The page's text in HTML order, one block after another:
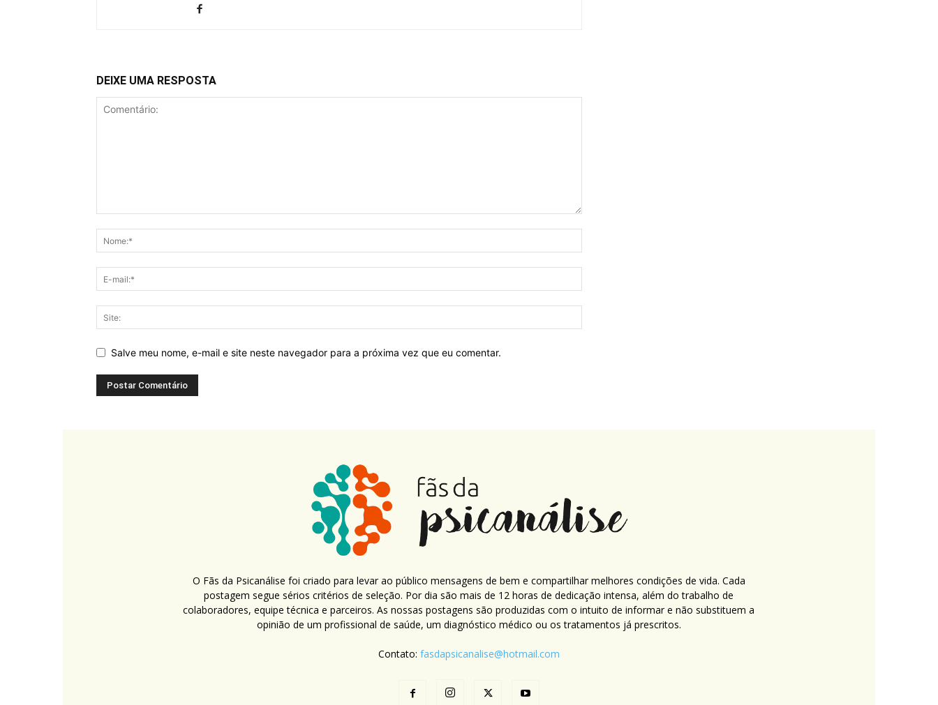
DEIXE UMA RESPOSTA
Salve meu nome, e-mail e site neste navegador para a próxima vez que eu comentar.
O Fãs da Psicanálise foi criado para levar ao público mensagens de bem e compartilhar melhores condições de vida. Cada
postagem segue sérios critérios de seleção. Por dia são mais de 12 horas de dedicação intensa, além do trabalho de
colaboradores, equipe técnica e parceiros. As nossas postagens são produzidas com o intuito de informar e não substituem a
opinião de um profissional de saúde, um diagnóstico médico ou os tratamentos já prescritos.
Contato: fasdapsicanalise@hotmail.com